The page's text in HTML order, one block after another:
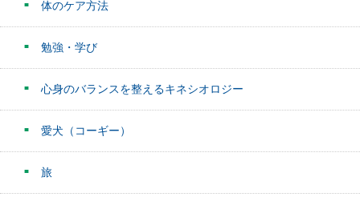
体のケア方法
勉強・学び
心身のバランスを整えるキネシオロジー
愛犬（コーギー）
旅